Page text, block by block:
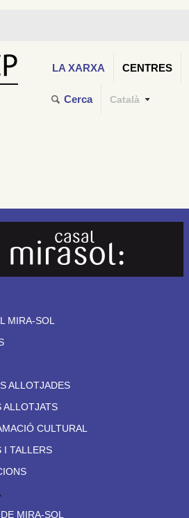
LA XARXA CENTRES
Cerca Català
MIRA-SOL
ALLOTJADES
ALLOTJATS
CULTURAL
I TALLERS
MIRA-SOL